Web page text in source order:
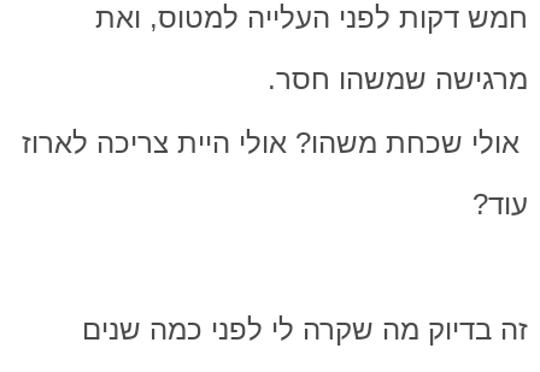
חמש דקות לפני העלייה למטוס, ואת
מרגישה שמשהו חסר.
אולי שכחת משהו? אולי היית צריכה לארוז
עוד?
זה בדיוק מה שקרה לי לפני כמה שנים